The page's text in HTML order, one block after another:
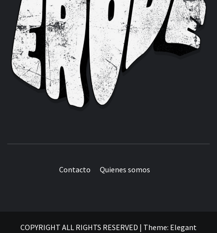
Contacto Quienes somos
COPYRIGHT ALL RIGHTS RESERVED | Theme: Elegant